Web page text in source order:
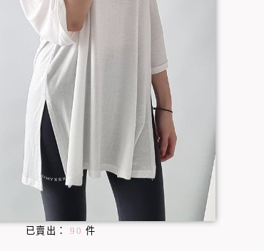
已賣出： 90 件